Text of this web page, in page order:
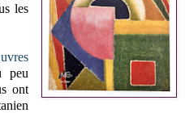
les
peu
ont